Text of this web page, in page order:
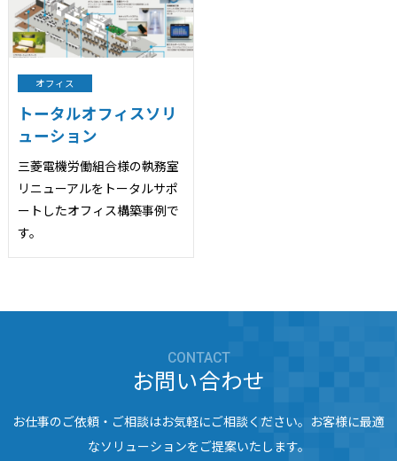
オフィス
トータルオフィスソリ
ューション
三菱電機労働組合様の執務室
リニューアルをトータルサポ
ートしたオフィス構築事例で
す。
CONTACT
お問い合わせ
お仕事のご依頼・ご相談はお気軽にご相談ください。お客様に最適
なソリューションをご提案いたします。